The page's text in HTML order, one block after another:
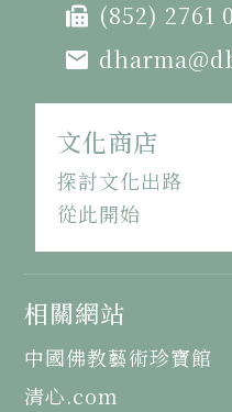
(852) 2761
文化商店
探討文化出路
從此開始
相關網站
中國佛教藝術珍寶館
清心.com